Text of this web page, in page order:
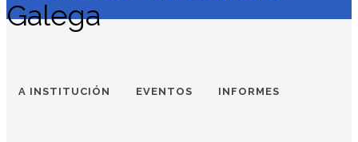
A INSTITUCIÓN EVENTOS INFORMES